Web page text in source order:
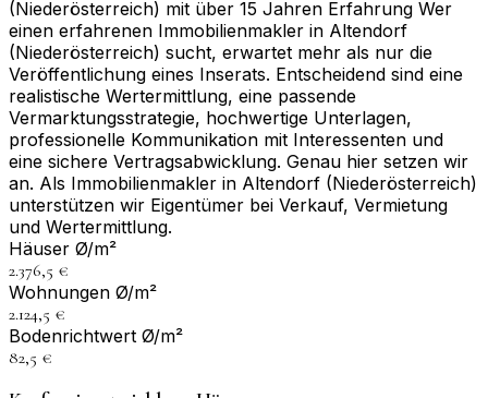
(Niederösterreich) mit über 15 Jahren Erfahrung Wer
einen erfahrenen Immobilienmakler in Altendorf
(Niederösterreich) sucht, erwartet mehr als nur die
Veröffentlichung eines Inserats. Entscheidend sind eine
realistische Wertermittlung, eine passende
Vermarktungsstrategie, hochwertige Unterlagen,
professionelle Kommunikation mit Interessenten und
eine sichere Vertragsabwicklung. Genau hier setzen wir
an. Als Immobilienmakler in Altendorf (Niederösterreich)
unterstützen wir Eigentümer bei Verkauf, Vermietung
und Wertermittlung.
Häuser Ø/m²
2.376,5 €
Wohnungen Ø/m²
2.124,5 €
Bodenrichtwert Ø/m²
82,5 €